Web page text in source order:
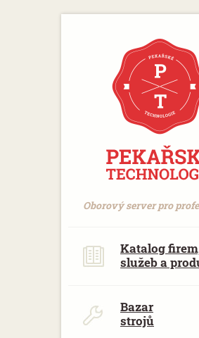
https://www.traditionrolex.com/18
Oborový server pro
Katalog
služeb a
Bazar
strojů